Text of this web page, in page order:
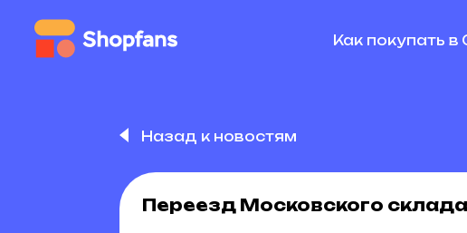
Как покупать
Назад к новостям
Переезд Московского склада